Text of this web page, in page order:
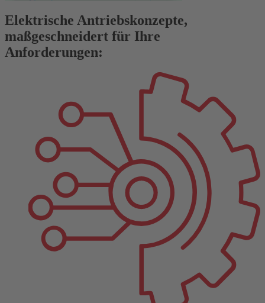
Mehr Informationen
Akzeptieren
Usercentrics Consent
eRecht24
Elektrische Antriebskonzepte,
maßgeschneidert für Ihre
Anforderungen: